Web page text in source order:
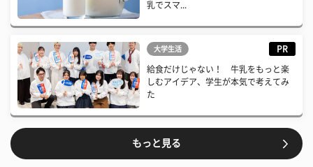
乳でスマ...
大学生活 PR
給食だけじゃない！ 牛乳をもっと楽
しむアイデア、学生が本気で考えてみ
た
もっと見る